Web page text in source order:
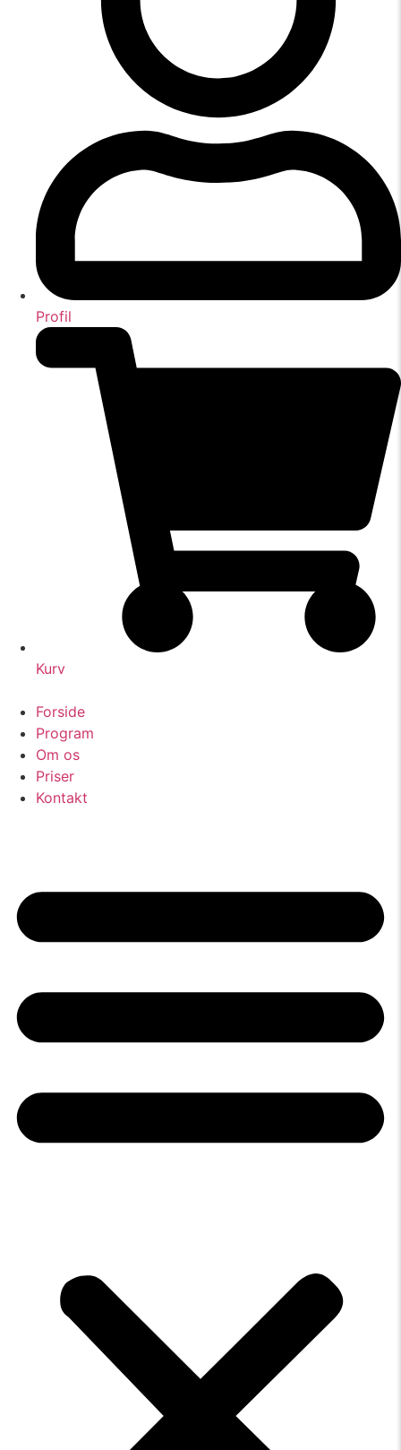
Profil
Kurv
Forside
Program
Om os
Priser
Kontakt